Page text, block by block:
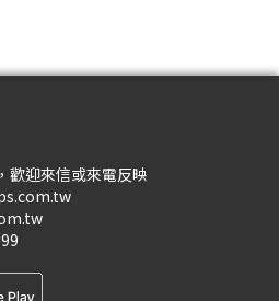
歡迎來信或來電反映